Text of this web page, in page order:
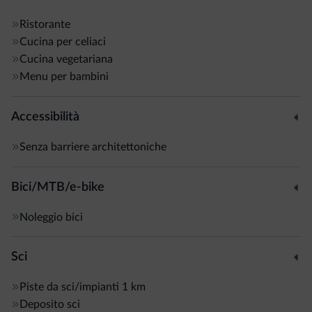
Naturale Adamello Brenta
Ristorante
Cucina per celiaci
Cucina vegetariana
Menu per bambini
Accessibilità
Senza barriere architettoniche
Bici/MTB/e-bike
Noleggio bici
Sci
Piste da sci/impianti 1 km
Deposito sci